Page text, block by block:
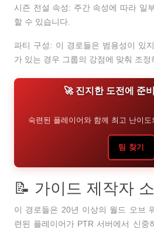
시즌 전설 속성: 주간 속성에 따라 일
할 수 있습니다.
파티 구성: 이 경로들은 범용성이 있
가 있는 경우 그룹의 강점에 맞춰 조정
🚀 진지한 도전에 준
숙련된 플레이어와 함께 최고 난이
팀 찾기
📝 가이드 제작자
이 경로들은 20년 이상의 월드 오브
련된 플레이어가 PTR 서버에서 신중